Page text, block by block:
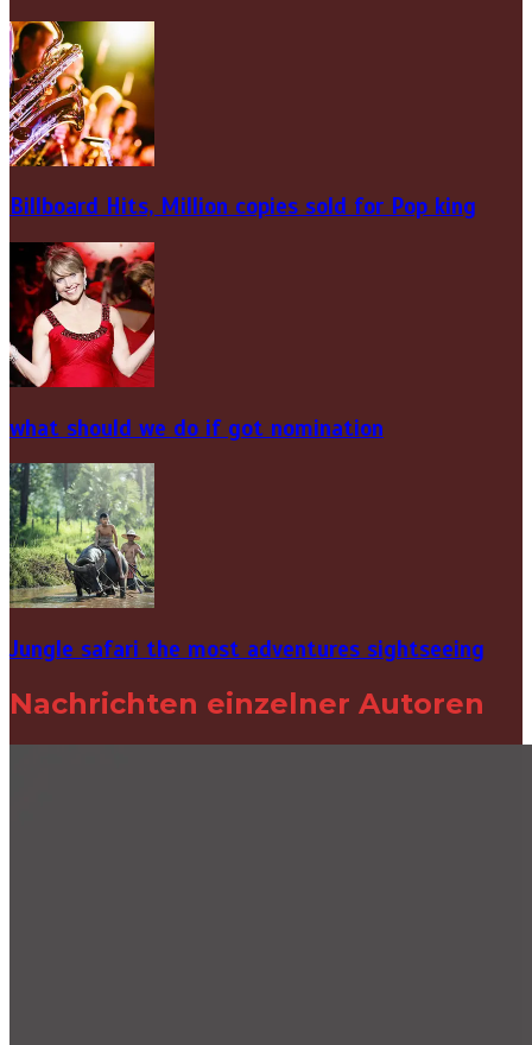
Billboard Hits, Million copies sold for Pop king
what should we do if got nomination
Jungle safari the most adventures sightseeing
Nachrichten einzelner Autoren